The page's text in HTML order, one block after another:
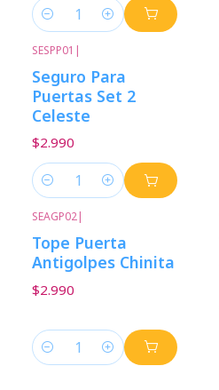
Cantidad
SESPP01 |
Seguro Para
Puertas Set 2
Celeste
$2.990
Cantidad
SEAGP02|
Tope Puerta
Antigolpes Chinita
$2.990
Cantidad